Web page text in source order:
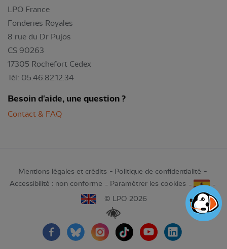
LPO France
Fonderies Royales
8 rue du Dr Pujos
CS 90263
17305 Rochefort Cedex
Tél: 05.46.82.12.34
Besoin d'aide, une question ?
Contact & FAQ
Mentions légales et crédits
Politique de confidentialité
Accessibilité : non conforme
Paramétrer les cookies
© LPO 2026
Renforcer les contrastes